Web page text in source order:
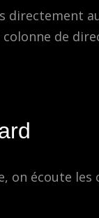
directement
de
on écoute